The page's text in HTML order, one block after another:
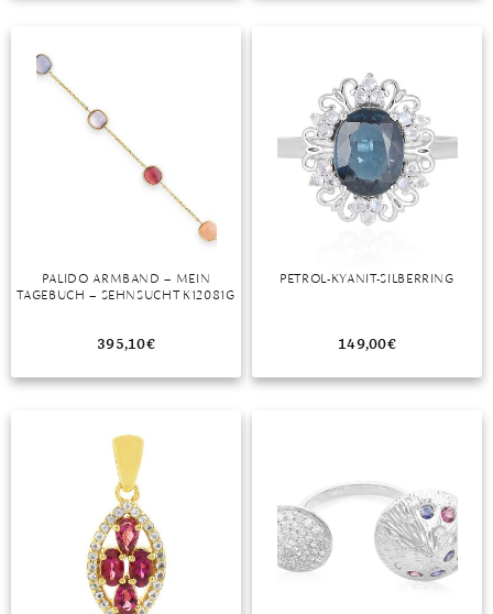
PALIDO ARMBAND – MEIN
TAGEBUCH – SEHNSUCHT K12081G
395,10€
PETROL-KYANIT-SILBERRING
149,00€